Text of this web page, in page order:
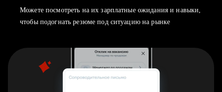
Можете посмотреть на их зарплатные ожидания и навыки,
чтобы подогнать резюме под ситуацию на рынке